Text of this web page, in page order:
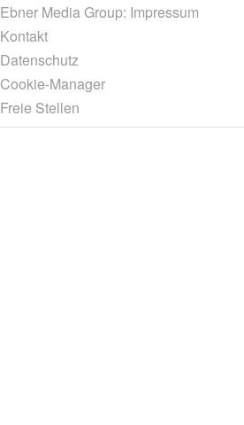
Ebner Media Group: Impressum
Kontakt
Datenschutz
Cookie-Manager
Freie Stellen